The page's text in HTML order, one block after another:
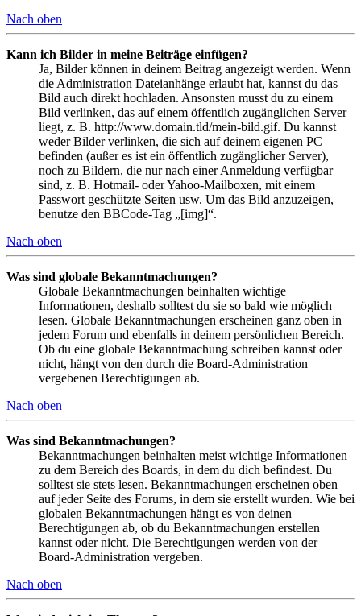
Nach oben
Kann ich Bilder in meine Beiträge einfügen?
Ja, Bilder können in deinem Beitrag angezeigt werden. Wenn
die Administration Dateianhänge erlaubt hat, kannst du das
Bild auch direkt hochladen. Ansonsten musst du zu einem
Bild verlinken, das auf einem öffentlich zugänglichen Server
liegt, z. B. http://www.domain.tld/mein-bild.gif. Du kannst
weder Bilder verlinken, die sich auf deinem eigenen PC
befinden (außer es ist ein öffentlich zugänglicher Server),
noch zu Bildern, die nur nach einer Anmeldung verfügbar
sind, z. B. Hotmail- oder Yahoo-Mailboxen, mit einem
Passwort geschützte Seiten usw. Um das Bild anzuzeigen,
benutze den BBCode-Tag „[img]“.
Nach oben
Was sind globale Bekanntmachungen?
Globale Bekanntmachungen beinhalten wichtige
Informationen, deshalb solltest du sie so bald wie möglich
lesen. Globale Bekanntmachungen erscheinen ganz oben in
jedem Forum und ebenfalls in deinem persönlichen Bereich.
Ob du eine globale Bekanntmachung schreiben kannst oder
nicht, hängt von den durch die Board-Administration
vergebenen Berechtigungen ab.
Nach oben
Was sind Bekanntmachungen?
Bekanntmachungen beinhalten meist wichtige Informationen
zu dem Bereich des Boards, in dem du dich befindest. Du
solltest sie stets lesen. Bekanntmachungen erscheinen oben
auf jeder Seite des Forums, in dem sie erstellt wurden. Wie bei
globalen Bekanntmachungen hängt es von deinen
Berechtigungen ab, ob du Bekanntmachungen erstellen
kannst oder nicht. Die Berechtigungen werden von der
Board-Administration vergeben.
Nach oben